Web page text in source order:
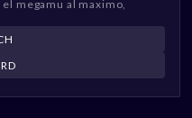
megamu al maximo,